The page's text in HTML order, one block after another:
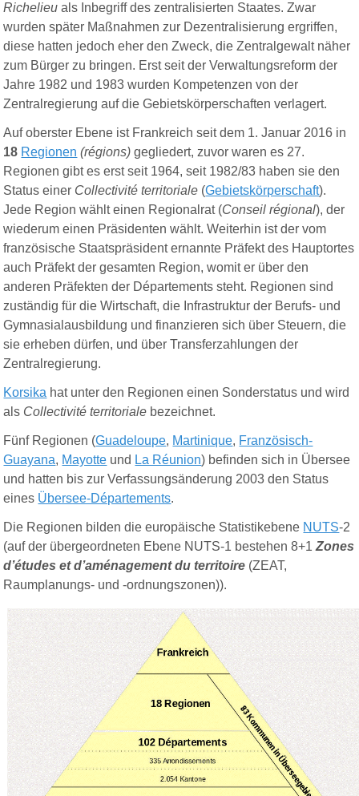
Richelieu als Inbegriff des zentralisierten Staates. Zwar
wurden später Maßnahmen zur Dezentralisierung ergriffen,
diese hatten jedoch eher den Zweck, die Zentralgewalt näher
zum Bürger zu bringen. Erst seit der Verwaltungsreform der
Jahre 1982 und 1983 wurden Kompetenzen von der
Zentralregierung auf die Gebietskörperschaften verlagert.
Auf oberster Ebene ist Frankreich seit dem 1. Januar 2016 in
18 Regionen (régions) gegliedert, zuvor waren es 27.
Regionen gibt es erst seit 1964, seit 1982/83 haben sie den
Status einer Collectivité territoriale (Gebietskörperschaft).
Jede Region wählt einen Regionalrat (Conseil régional), der
wiederum einen Präsidenten wählt. Weiterhin ist der vom
französische Staatspräsident ernannte Präfekt des Hauptortes
auch Präfekt der gesamten Region, womit er über den
anderen Präfekten der Départements steht. Regionen sind
zuständig für die Wirtschaft, die Infrastruktur der Berufs- und
Gymnasialausbildung und finanzieren sich über Steuern, die
sie erheben dürfen, und über Transferzahlungen der
Zentralregierung.
Korsika hat unter den Regionen einen Sonderstatus und wird
als Collectivité territoriale bezeichnet.
Fünf Regionen (Guadeloupe, Martinique, Französisch-
Guayana, Mayotte und La Réunion) befinden sich in Übersee
und hatten bis zur Verfassungsänderung 2003 den Status
eines Übersee-Départements.
Die Regionen bilden die europäische Statistikebene NUTS-2
(auf der übergeordneten Ebene NUTS-1 bestehen 8+1Zones
d’études et d’aménagement du territoire (ZEAT,
Raumplanungs- und -ordnungszonen)).